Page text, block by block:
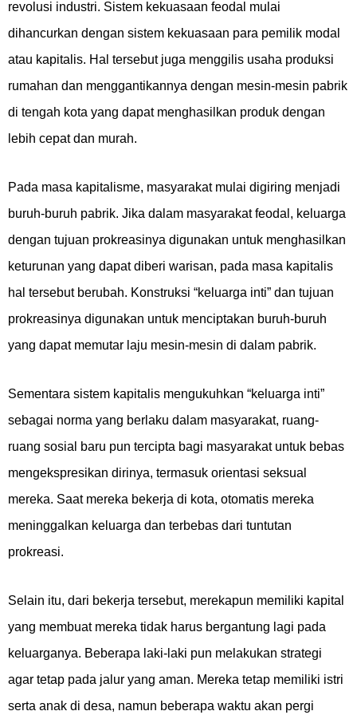
revolusi industri. Sistem kekuasaan feodal mulai
dihancurkan dengan sistem kekuasaan para pemilik modal
atau kapitalis. Hal tersebut juga menggilis usaha produksi
rumahan dan menggantikannya dengan mesin-mesin pabrik
di tengah kota yang dapat menghasilkan produk dengan
lebih cepat dan murah.
Pada masa kapitalisme, masyarakat mulai digiring menjadi
buruh-buruh pabrik. Jika dalam masyarakat feodal, keluarga
dengan tujuan prokreasinya digunakan untuk menghasilkan
keturunan yang dapat diberi warisan, pada masa kapitalis
hal tersebut berubah. Konstruksi “keluarga inti” dan tujuan
prokreasinya digunakan untuk menciptakan buruh-buruh
yang dapat memutar laju mesin-mesin di dalam pabrik.
Sementara sistem kapitalis mengukuhkan “keluarga inti”
sebagai norma yang berlaku dalam masyarakat, ruang-
ruang sosial baru pun tercipta bagi masyarakat untuk bebas
mengekspresikan dirinya, termasuk orientasi seksual
mereka. Saat mereka bekerja di kota, otomatis mereka
meninggalkan keluarga dan terbebas dari tuntutan
prokreasi.
Selain itu, dari bekerja tersebut, merekapun memiliki kapital
yang membuat mereka tidak harus bergantung lagi pada
keluarganya. Beberapa laki-laki pun melakukan strategi
agar tetap pada jalur yang aman. Mereka tetap memiliki istri
serta anak di desa, namun beberapa waktu akan pergi